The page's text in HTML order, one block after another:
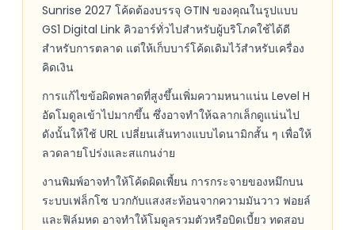
Sunrise 2027 โค้ดต้องบรรจุ GTIN ของคุณในรูปแบบ
GS1 Digital Link คิวอาร์ทั่วไปสำหรับผู้บริโภคใช้ได้ดี
สำหรับการตลาด แต่ให้เก็บบาร์โค้ดเดิมไว้สำหรับเครื่อง
คิดเงิน
การแก้ไขข้อผิดพลาดที่สูงขึ้นเพิ่มความหนาแน่น Level H
อัดโมดูลเข้าไปมากขึ้น ซึ่งอาจทำให้ฉลากเล็กดูแน่นไป
ดังนั้นให้ใช้ URL เปลี่ยนเส้นทางแบบไดนามิกสั้น ๆ เพื่อให้
ลวดลายโปร่งและสแกนง่าย
งานพิมพ์อาจทำให้โค้ดผิดเพี้ยน การกระจายของหมึกบน
ระบบเฟล็กโซ บวกกับแสงสะท้อนจากความมันวาว ฟอยล์
และฟิล์มหด อาจทำให้โมดูลรวมตัวหรือบิดเบี้ยว ทดสอบ